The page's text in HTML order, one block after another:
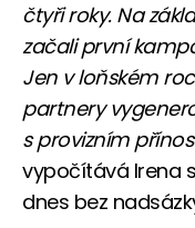
čtyři roky. Na
začali první
Jen v loňském
partnery
s provizním
vypočítává Irena
dnes bez